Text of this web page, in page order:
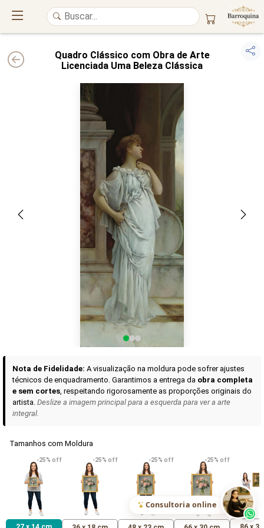
UM ATELIÊ 100% FINE ART
Trazemos a imponência dasmaiores obras de arte do mundo
alto padrão da sua casa. Nosso acervo reúne a genialidade de
pintores renomados, resgatandoartes reaise o requinte inconfundível
século XIX . Produção artesanal em Canvas 100% Algodão
Madeira Maciça e impressão com Pigmentação Mineral
QUALIDADE DE MUSEU GARANTIA ETERNA
Curadoria das Campanhas
A seleção de obras-primas apresentadas em nossos vídeos nas redes
sociais, reunidas aqui para sua apreciação.
VER DETALHES
Madona de Loreto
R$ 538,42
VER DETALHES
Narciso- caravaggio
R$ 365,92
VER
Maria
uma Rosa
R$ 365,92
Consultoria online
Quadro Clássico com Obra de Arte
Licenciada Uma Beleza Clássica
Nota de Fidelidade: A visualização na moldura pode sofrer ajustes
técnicos de enquadramento. Garantimos a entrega da obra completa
e sem cortes, respeitando rigorosamente as proporções originais do
artista. Deslize a imagem principal para a esquerda para ver a arte
integral.
Tamanhos com Moldura
-25% off -25% off -25% off -25% off